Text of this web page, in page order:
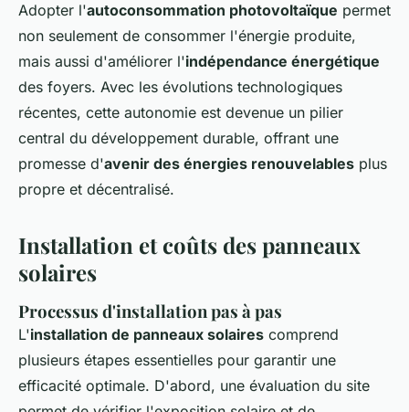
Adopter l'autoconsommation photovoltaïque permet
non seulement de consommer l'énergie produite,
mais aussi d'améliorer l'indépendance énergétique
des foyers. Avec les évolutions technologiques
récentes, cette autonomie est devenue un pilier
central du développement durable, offrant une
promesse d'avenir des énergies renouvelables plus
propre et décentralisé.
Installation et coûts des panneaux
solaires
Processus d'installation pas à pas
L'installation de panneaux solaires comprend
plusieurs étapes essentielles pour garantir une
efficacité optimale. D'abord, une évaluation du site